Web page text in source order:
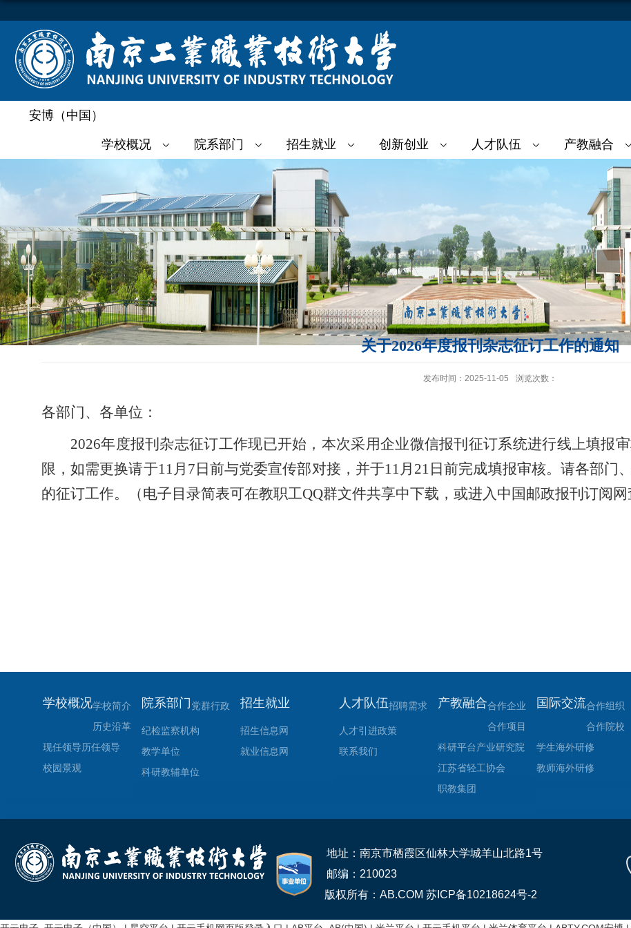
安博（中国）
学校概况 院系部门 招生就业 创新创业 人才队伍 产教融合
关于2026年度报刊杂志征订工作的通知
发布时间：2025-11-05 浏览次数：
各部门、各单位：
2026年度报刊杂志征订工作现已开始，本次采用企业微信报刊征订系统进行线上填报
限，如需更换请于11月7日前与党委宣传部对接， 并于11月21日前完成填报审核。 请各部门
的征订工作。（电子目录简表可在教职工QQ群文件共享中下载，或进入中国邮政报刊订阅网
学校概况学校简介
历史沿革
现任领导历任领导
校园景观
院系部门 党群行政
纪检监察机构
教学单位
科研教辅单位
招生就业
招生信息网
就业信息网
人才队伍招聘需求
人才引进政策
联系我们
产教融合合作企业
合作项目
科研平台产业研究院
江苏省轻工协会
职教集团
国际交流合作组织
合作院校
学生海外研修
教师海外研修
地址：南京市栖霞区仙林大学城羊山北路1号
邮编：210023
版权所有：AB.COM 苏ICP备10218624号-2